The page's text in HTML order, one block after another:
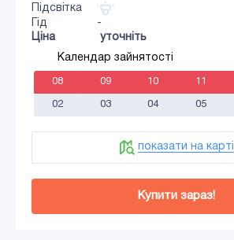
Підсвітка
Гід
-
Ціна
уточніть
Календар зайнятості
08 09 10 11
02 03 04 05
показати на карті
Купити зараз!